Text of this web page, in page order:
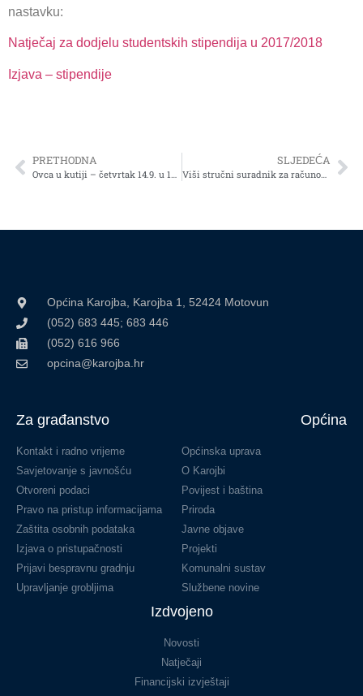
nastavku:
Natječaj za dodjelu studentskih stipendija u 2017/2018
Izjava – stipendije
PRETHODNA
Ovca u kutiji – četvrtak 14.9. u 18:00h
SLJEDEĆA
Viši stručni suradnik za računovodstvo i financije
Općina Karojba, Karojba 1, 52424 Motovun
(052) 683 445; 683 446
(052) 616 966
opcina@karojba.hr
Za građanstvo
Kontakt i radno vrijeme
Savjetovanje s javnošću
Otvoreni podaci
Pravo na pristup informacijama
Zaštita osobnih podataka
Izjava o pristupačnosti
Prijavi bespravnu gradnju
Upravljanje grobljima
Općina
Općinska uprava
O Karojbi
Povijest i baština
Priroda
Javne objave
Projekti
Komunalni sustav
Službene novine
Izdvojeno
Novosti
Natječaji
Financijski izvještaji